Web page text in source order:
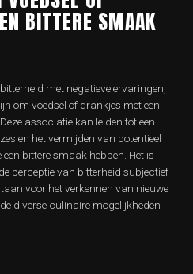
BITTERE SMAAK
met negatieve ervaringen,
om voedsel of drankjes met een
associatie kan leiden tot een
en het vermijden van potentieel
bittere smaak hebben. Het is
perceptie van bitterheid subjectief
voor het verkennen van nieuwe
diverse culinaire mogelijkheden